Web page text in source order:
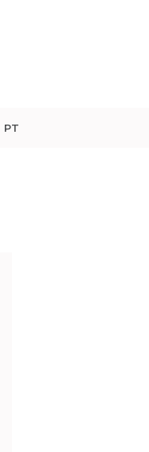
PT